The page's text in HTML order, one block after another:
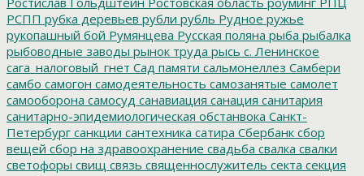
РСПП рубка деревьев рубли рубль Рудное ружье
рукопашный бой Румянцева Русская поляна рыба рыбалка
рыбоводные заводы рынок труда рысь с. Ленинское
сага_налоговый_гнет Сад памяти сальмонеллез Самбери
самбо самогон самодеятельность самозанятые самолет
самооборона самосуд санавиация санация санитария
санитарно-эпидемиологическая обстанвока Санкт-
Петербург санкции сантехника сатира Сбербанк сбор
вещей сбор на здравоохранение свадьба свалка свалки
светофоры свищ связь священнослужитель секта секция